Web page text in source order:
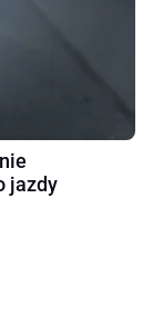
jazdy